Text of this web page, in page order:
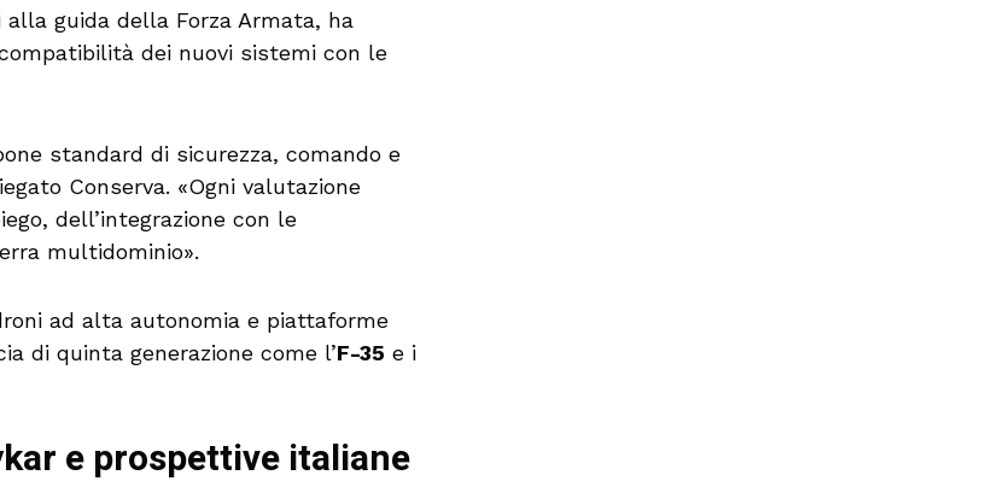
alla guida della Forza Armata, ha
dei nuovi sistemi con le
standard di sicurezza, comando e
Conserva. «Ogni valutazione
dell’integrazione con le
multidominio».
ad alta autonomia e piattaforme
di quinta generazione come l’F-35 e i
e prospettive italiane